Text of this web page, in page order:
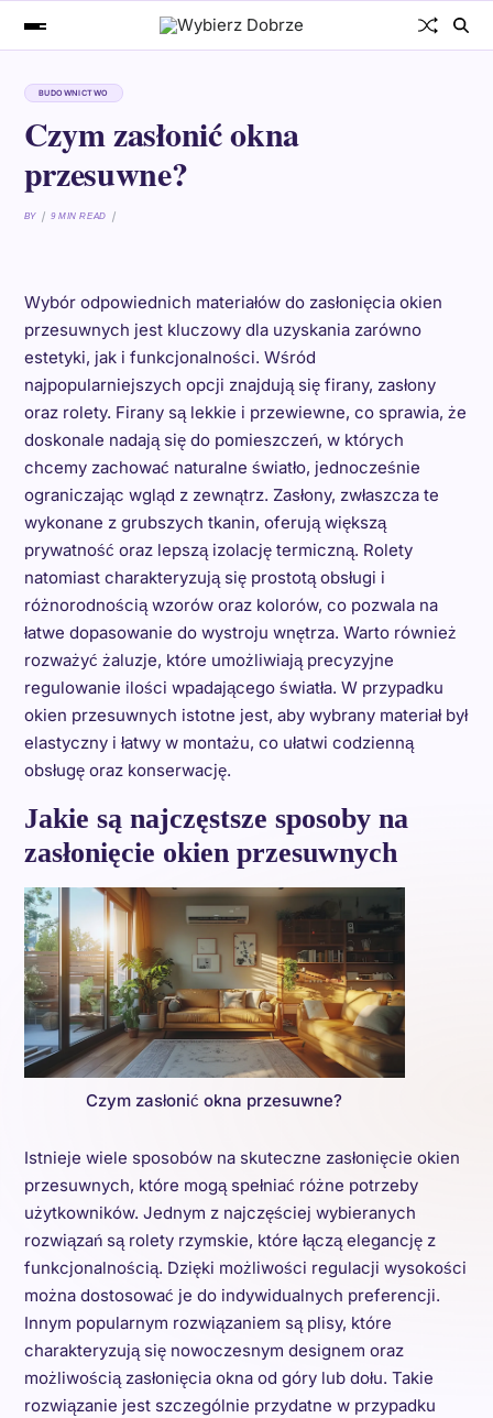
BUDOWNICTWO
Czym zasłonić okna
przesuwne?
BY 9 MIN READ
Wybór odpowiednich materiałów do zasłonięcia okien
przesuwnych jest kluczowy dla uzyskania zarówno
estetyki, jak i funkcjonalności. Wśród
najpopularniejszych opcji znajdują się firany, zasłony
oraz rolety. Firany są lekkie i przewiewne, co sprawia, że
doskonale nadają się do pomieszczeń, w których
chcemy zachować naturalne światło, jednocześnie
ograniczając wgląd z zewnątrz. Zasłony, zwłaszcza te
wykonane z grubszych tkanin, oferują większą
prywatność oraz lepszą izolację termiczną. Rolety
natomiast charakteryzują się prostotą obsługi i
różnorodnością wzorów oraz kolorów, co pozwala na
łatwe dopasowanie do wystroju wnętrza. Warto również
rozważyć żaluzje, które umożliwiają precyzyjne
regulowanie ilości wpadającego światła. W przypadku
okien przesuwnych istotne jest, aby wybrany materiał był
elastyczny i łatwy w montażu, co ułatwi codzienną
obsługę oraz konserwację.
Jakie są najczęstsze sposoby na
zasłonięcie okien przesuwnych
Czym zasłonić okna przesuwne?
Istnieje wiele sposobów na skuteczne zasłonięcie okien
przesuwnych, które mogą spełniać różne potrzeby
użytkowników. Jednym z najczęściej wybieranych
rozwiązań są rolety rzymskie, które łączą elegancję z
funkcjonalnością. Dzięki możliwości regulacji wysokości
można dostosować je do indywidualnych preferencji.
Innym popularnym rozwiązaniem są plisy, które
charakteryzują się nowoczesnym designem oraz
możliwością zasłonięcia okna od góry lub dołu. Takie
rozwiązanie jest szczególnie przydatne w przypadku